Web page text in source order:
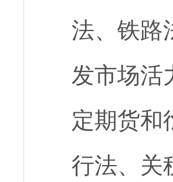
法、铁路
发市场活
定期货和
行法、关